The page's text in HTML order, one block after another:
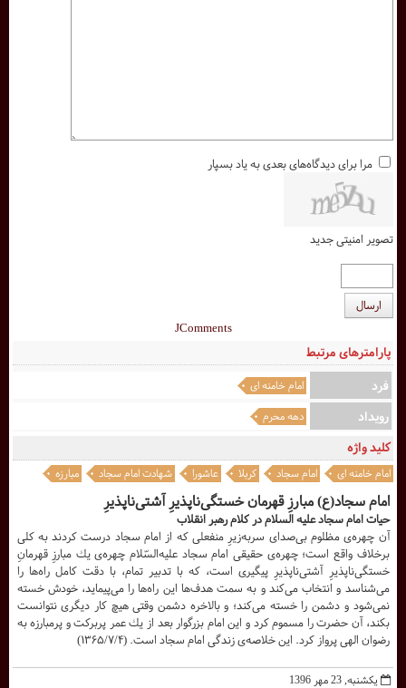
یکشنبه, 23 مهر 1396
امام سجاد(ع) مبارزِ قهرمان خستگى‌ناپذیرِ آشتى‌ناپذیرِ
حيات امام سجاد علیه السلام در كلام رهبر انقلاب
آن چهره‌ى مظلوم بى‌صداى سربه‌زیرِ منفعلى كه از امام سجاد درست كردند به كلى
برخلاف واقع است؛ چهره‌ى حقیقى امام سجاد علیه‌السّلام چهره‌ى یك مبارزِ قهرمانِ
خستگى‌ناپذیرِ آشتى‌ناپذیرِ پیگیرى است، كه با تدبیر تمام، با دقت كامل راه‌ها را
مى‌شناسد و انتخاب مى‌كند و به سمت هدف‌ها این راه‌ها را مى‌پیماید، خودش خسته
نمى‌شود و دشمن را خسته مى‌كند؛ و بالاخره دشمن وقتى هیچ كار دیگری نتوانست
بكند، آن حضرت را مسموم كرد و این امام بزرگوار بعد از یك عمر پربركت و پرمبارزه به
رضوان الهى پرواز كرد. این خلاصه‌ى زندگى امام سجاد است. (۱۳۶۵/۷/۴)
کلید واژه
امام خامنه ای امام سجاد کربلا عاشورا شهادت امام سجاد مبارزه
پارامترهای مرتبط
فرد
امام خامنه ای
رویداد دهه محرم
مرا برای دیدگاه‌های بعدی به یاد بسپار
تصویر امنیتی جدید
ارسال
JComments